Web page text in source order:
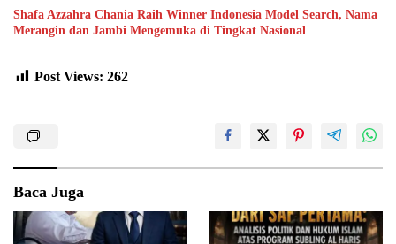
Shafa Azzahra Chania Raih Winner Indonesia Model Search, Nama
Merangin dan Jambi Mengemuka di Tingkat Nasional
Post Views: 262
Baca Juga